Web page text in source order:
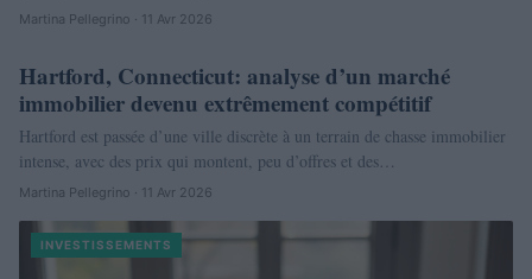
Martina Pellegrino · 11 Avr 2026
NEWS
Hartford, Connecticut: analyse d’un marché
immobilier devenu extrêmement compétitif
Hartford est passée d’une ville discrète à un terrain de chasse immobilier
intense, avec des prix qui montent, peu d’offres et des…
Martina Pellegrino · 11 Avr 2026
INVESTISSEMENTS